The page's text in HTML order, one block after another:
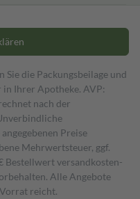
Sie die Packungsbeilage und
Ihrer Apotheke. AVP:
nach der
Preise
Mehrwertsteuer, ggf.
Bestell­wert versand­kosten­
Alle Angebote
reicht.